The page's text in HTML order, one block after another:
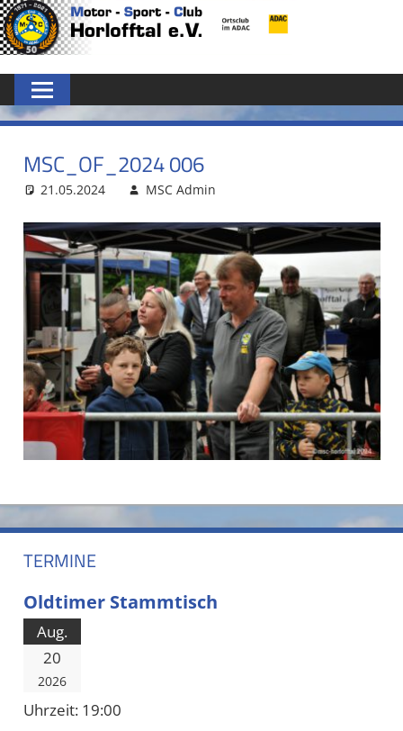
Zum
Inhalt
MSC
HORLOFFTAL
E.V.
MSC_OF_2024 006
21.05.2024 MSC Admin
TERMINE
Oldtimer Stammtisch
Aug.
20
2026
Uhrzeit: 19:00